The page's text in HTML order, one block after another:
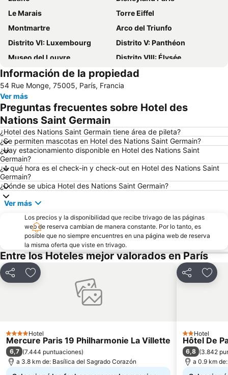
Le Marais
Torre Eiffel
Montmartre
Arco del Triunfo
Distrito VI: Luxembourg
Distrito V: Panthéon
Museo del Louvre
Distrito VIII: Élysée
St-Germain-des-Prés
Ópera Nacional de París Palacio Garnier
Catedral de Notre Dame
Châtelet Metro Station
Distrito I: Louvre
La Sorbona
Centro Georges Pompidou
Jardín de Luxemburgo
Distrito IX: Opéra
Estación de París-Norte
Aeropuerto de París-Charles de Gaulle
Boulevard Saint-Michel
Gare de Lyon Metro Station
Plaza de los Vosgos
Distrito IV: Hôtel-de-Ville
Foro de les Halles
Estación de tren de Montparnasse
Unesco
Barrio de la Madeleine
Faubourg Saint Germain
Gare du Nord Metro Station
Europa
Aeropuerto de París-Orly
Distrito III: Temple
Distrito X: Entrepôt
Mercado de las Pulgas de la Puerta de Montreuil
Estadio Parque de Príncipes
Campos Elíseos
Pigalle Metro Station
Calle de la Villette
Información de la propiedad
54 Rue Monge, 75005, París, Francia
Ver más
Preguntas frecuentes sobre Hotel des
Nations Saint Germain
¿Hotel des Nations Saint Germain tiene área de pileta?
¿Se permiten mascotas en Hotel des Nations Saint Germain?
¿Hay estacionamiento disponible en Hotel des Nations Saint
Germain?
¿A qué hora es el check-in y check-out en Hotel des Nations Saint
Germain?
¿Dónde se ubica Hotel des Nations Saint Germain?
Ver más
Los precios y la disponibilidad que recibe trivago de las páginas
web de reserva cambian de manera constante. Por lo tanto, es
posible que no siempre encuentres en una página web de reserva
la misma oferta que viste en trivago.
Entre los Hoteles mejor valorados en París
CompartirAñadir a favoritos
4 Estrellas
Hotel
Mercure Paris 19 Philharmonie La Villette
6,7 (7.444 puntuaciones)
a 3.8 km de: Basílica del Sagrado Corazón
Compartir
2 Estrellas
Hotel
Hôtel De
6,8 (3.842
a 0.9 km